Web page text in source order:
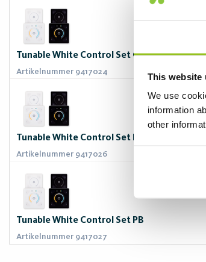
This website
We use
information
other
Tunable White Control Set GW 1st = kit med:
Artikelnummer 9417024
Tunable White Control Set PW
Artikelnummer 9417026
Tunable White Control Set PB
Artikelnummer 9417027